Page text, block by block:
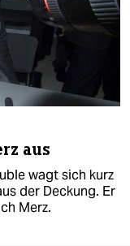
aus
wagt sich kurz
der Deckung. Er
Merz.